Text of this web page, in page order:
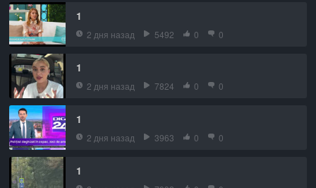
1
2 дня назад 5492 0 0
1
2 дня назад 7824 0 0
1
2 дня назад 3963 0 0
1